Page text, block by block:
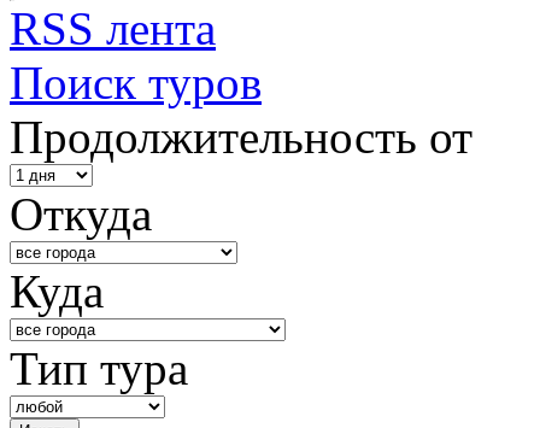
RSS лента
Поиск туров
Продолжительность от
Откуда
Куда
Тип тура